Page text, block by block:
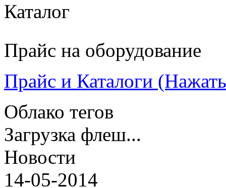
Каталог
Прайс на оборудование
Прайс и Каталоги
Облако тегов
Загрузка флеш...
Новости
14-05-2014